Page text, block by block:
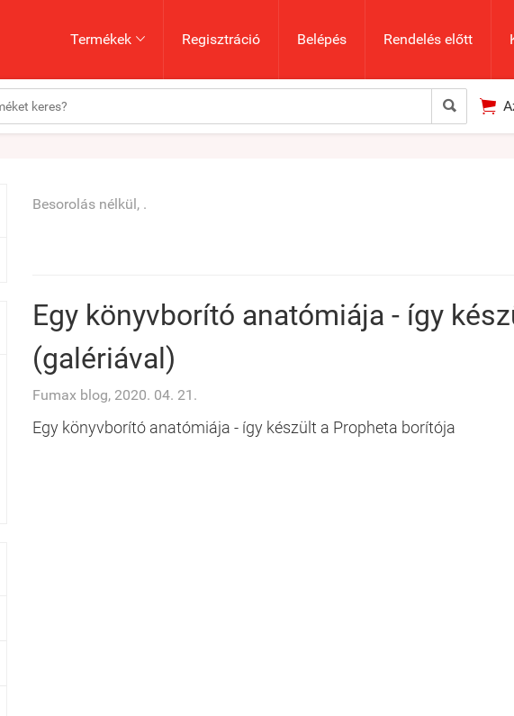
Termékek  Regisztráció Belépés Rendelés előtt
 
Besorolás nélkül, .
Egy könyvborító anatómiája - így
(galériával)
Fumax blog, 2020. 04. 21.
Egy könyvborító anatómiája - így készült a Propheta borítója